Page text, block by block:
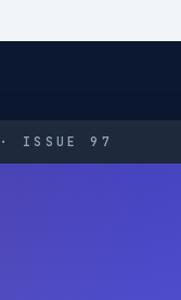
· ISSUE 97